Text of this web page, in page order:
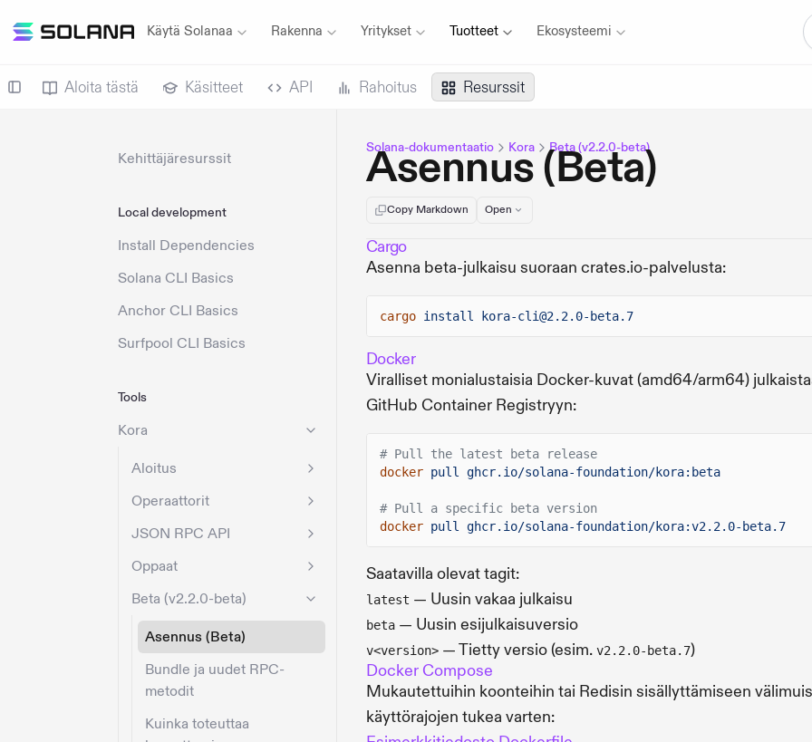
Käytä Solanaa Rakenna Yritykset Tuotteet Ekosysteemi
Aloita tästä Käsitteet API Rahoitus Resurssit
Kehittäjäresurssit
Local development
Install Dependencies
Solana CLI Basics
Anchor CLI Basics
Surfpool CLI Basics
Tools
Kora
Aloitus
Operaattorit
JSON RPC API
Oppaat
Beta (v2.2.0-beta)
Asennus (Beta)
Bundle ja uudet RPC-
metodit
Kuinka toteuttaa
Solana-dokumentaatio Kora Beta (v2.2.0-beta)
Asennus (Beta)
Copy Markdown Open
Cargo
Asenna beta-julkaisu suoraan crates.io-palvelusta:
cargo install kora-cli@2.2.0-beta.7
Docker
Viralliset monialustaisia Docker-kuvat (amd64/arm64)
GitHub Container Registryyn:
# Pull the latest beta release
docker pull ghcr.io/solana-foundation/kora:beta
# Pull a specific beta version
docker pull ghcr.io/solana-foundation/kora:v2.2.0-beta.7
Saatavilla olevat tagit:
latest — Uusin vakaa julkaisu
beta — Uusin esijulkaisuversio
v<version> — Tietty versio (esim. v2.2.0-beta.7)
Docker Compose
Mukautettuihin koonteihin tai Redisin sisällyttämiseen
käyttörajojen tukea varten: